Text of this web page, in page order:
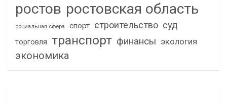
ростов ростовская область
социальная сфера спорт строительство суд
торговля транспорт финансы экология
экономика